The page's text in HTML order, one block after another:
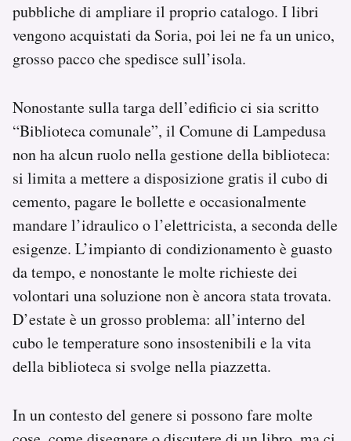
pubbliche di ampliare il proprio catalogo. I libri
vengono acquistati da Soria, poi lei ne fa un unico,
grosso pacco che spedisce sull’isola.
Nonostante sulla targa dell’edificio ci sia scritto
“Biblioteca comunale”, il Comune di Lampedusa
non ha alcun ruolo nella gestione della biblioteca:
si limita a mettere a disposizione gratis il cubo di
cemento, pagare le bollette e occasionalmente
mandare l’idraulico o l’elettricista, a seconda delle
esigenze. L’impianto di condizionamento è guasto
da tempo, e nonostante le molte richieste dei
volontari una soluzione non è ancora stata trovata.
D’estate è un grosso problema: all’interno del
cubo le temperature sono insostenibili e la vita
della biblioteca si svolge nella piazzetta.
In un contesto del genere si possono fare molte